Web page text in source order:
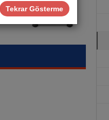
Tekrar Gösterme